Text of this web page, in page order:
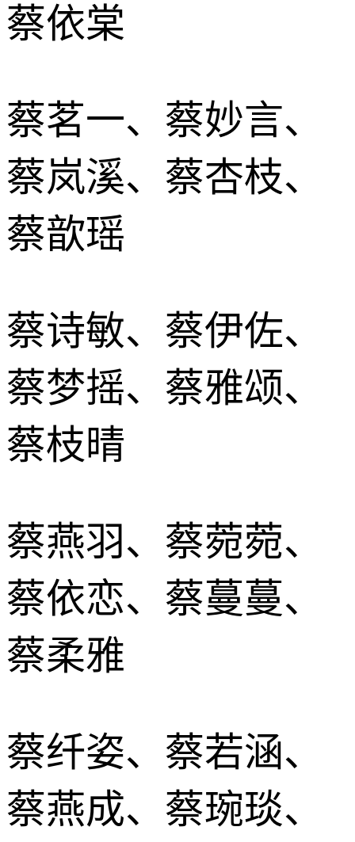
蔡依棠
蔡茗一、蔡妙言、
蔡岚溪、蔡杏枝、
蔡歆瑶
蔡诗敏、蔡伊佐、
蔡梦摇、蔡雅颂、
蔡枝晴
蔡燕羽、蔡菀菀、
蔡依恋、蔡蔓蔓、
蔡柔雅
蔡纤姿、蔡若涵、
蔡燕成、蔡琬琰、